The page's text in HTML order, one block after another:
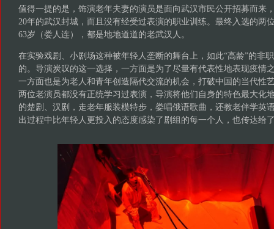
值得一提的是，饰演老年夫妻的演员是面向武汉市民公开招募而来
20年的武汉封城，而且没有经受过表演的职业训练。最终入选的两
63岁（娄人连），都是地地道道的老武汉人。
在实验戏剧、小剧场这种被年轻人垄断的舞台上，如此“高龄”的非
的。导演炭叹的这一选择，一方面是为了尽量有代表性地表现疫情
一方面也是为老人和青年创造隔代交流的机会，打破中国的当代性
两位老演员都没有正统学习过表演，导演将他们自身的特色最大化
的楚剧、汉剧，走老年服装模特步，娄唱俄语歌曲，还教老伴学英
出过程中比年轻人更投入的态度感染了剧组的每一个人，也传达给